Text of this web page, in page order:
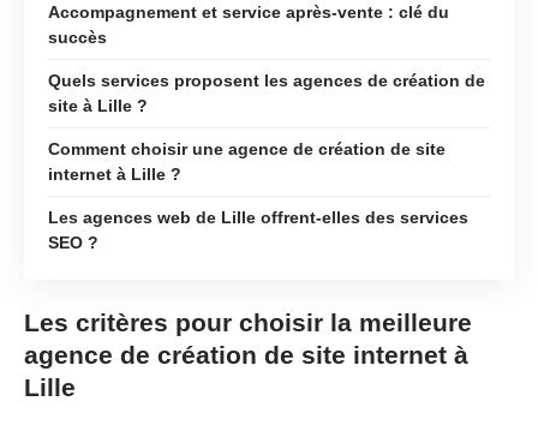
Accompagnement et service après-vente : clé du
succès
Quels services proposent les agences de création de
site à Lille ?
Comment choisir une agence de création de site
internet à Lille ?
Les agences web de Lille offrent-elles des services
SEO ?
Les critères pour choisir la meilleure
agence de création de site internet à
Lille